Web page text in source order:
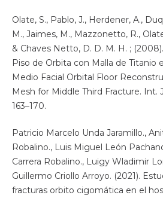
Olate, S., Pablo, J., Herdener, A.,
M., Jaimes, M., Mazzonetto, R.,
& Chaves Netto, D. D. M. H. ;
Piso de Orbita con Malla de Titanio
Medio Facial Orbital Floor
Mesh for Middle Third Fracture. Int.
163–170.
Patricio Marcelo Unda Jaramillo.,
Robalino., Luis Miguel León
Carrera Robalino., Luigy Wladimir
Guillermo Criollo Arroyo. (2021).
fracturas orbito cigomática en el